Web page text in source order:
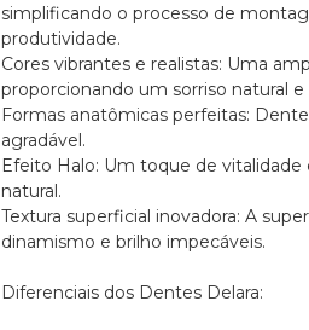
simplificando o processo de
produtividade.
Cores vibrantes e realistas: Uma
proporcionando um sorriso natural e
Formas anatômicas perfeitas:
agradável.
Efeito Halo: Um toque de vitalidade
natural.
Textura superficial inovadora: A
dinamismo e brilho impecáveis.
Diferenciais dos Dentes Delara: